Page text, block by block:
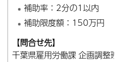
補助率：2分の1以内
補助限度額：150万円
【問合せ先】
千葉県雇用労働課 企画調整